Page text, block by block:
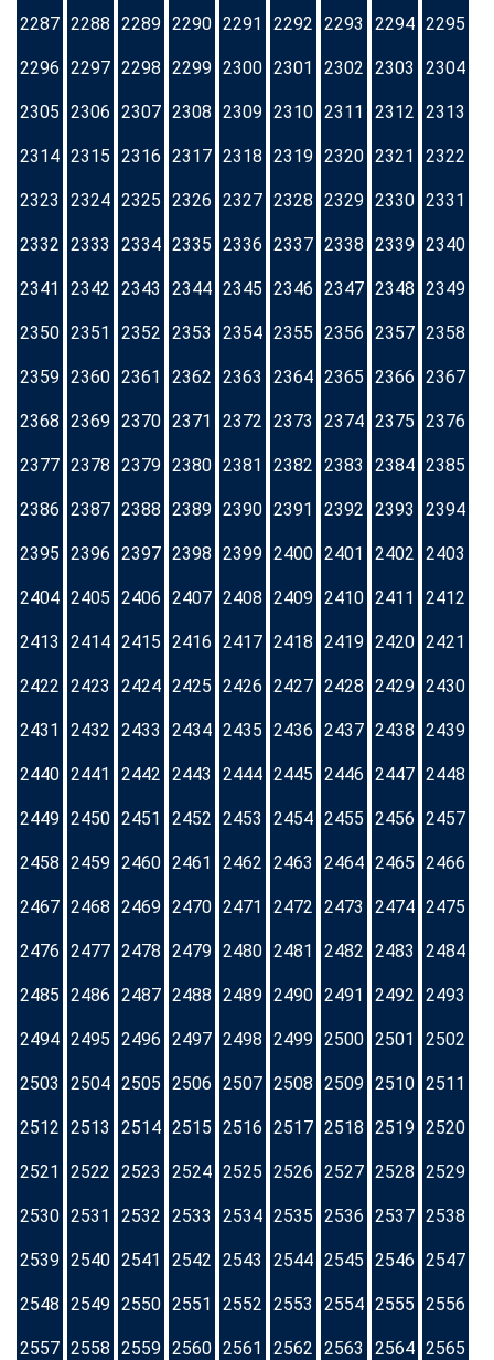
2287 2288 2289 2290 2291 2292 2293 2294 2295
2296 2297 2298 2299 2300 2301 2302 2303 2304
2305 2306 2307 2308 2309 2310 2311 2312 2313
2314 2315 2316 2317 2318 2319 2320 2321 2322
2323 2324 2325 2326 2327 2328 2329 2330 2331
2332 2333 2334 2335 2336 2337 2338 2339 2340
2341 2342 2343 2344 2345 2346 2347 2348 2349
2350 2351 2352 2353 2354 2355 2356 2357 2358
2359 2360 2361 2362 2363 2364 2365 2366 2367
2368 2369 2370 2371 2372 2373 2374 2375 2376
2377 2378 2379 2380 2381 2382 2383 2384 2385
2386 2387 2388 2389 2390 2391 2392 2393 2394
2395 2396 2397 2398 2399 2400 2401 2402 2403
2404 2405 2406 2407 2408 2409 2410 2411 2412
2413 2414 2415 2416 2417 2418 2419 2420 2421
2422 2423 2424 2425 2426 2427 2428 2429 2430
2431 2432 2433 2434 2435 2436 2437 2438 2439
2440 2441 2442 2443 2444 2445 2446 2447 2448
2449 2450 2451 2452 2453 2454 2455 2456 2457
2458 2459 2460 2461 2462 2463 2464 2465 2466
2467 2468 2469 2470 2471 2472 2473 2474 2475
2476 2477 2478 2479 2480 2481 2482 2483 2484
2485 2486 2487 2488 2489 2490 2491 2492 2493
2494 2495 2496 2497 2498 2499 2500 2501 2502
2503 2504 2505 2506 2507 2508 2509 2510 2511
2512 2513 2514 2515 2516 2517 2518 2519 2520
2521 2522 2523 2524 2525 2526 2527 2528 2529
2530 2531 2532 2533 2534 2535 2536 2537 2538
2539 2540 2541 2542 2543 2544 2545 2546 2547
2548 2549 2550 2551 2552 2553 2554 2555 2556
2557 2558 2559 2560 2561 2562 2563 2564 2565